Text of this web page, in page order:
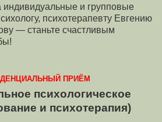
и групповые
психотерапевту Евгению
— станьте счастливым
ПРИЁМ
психологическое
и психотерапия)